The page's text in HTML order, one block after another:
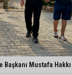
Başkanı Mustafa